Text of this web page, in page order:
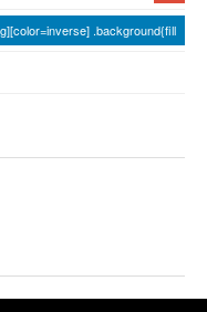
.background{fill